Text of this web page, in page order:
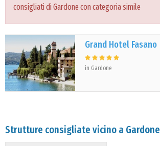
consigliati di Gardone con categoria simile
Grand Hotel Fasano
in Gardone
Strutture consigliate vicino a Gardone